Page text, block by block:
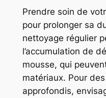
Prendre soin de
pour prolonger sa
nettoyage régulier
l’accumulation de
mousse, qui
matériaux. Pour
approfondis,